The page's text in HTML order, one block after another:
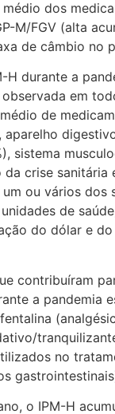
dos
M/FGV (alta
de câmbio no
H durante a
em
de
aparelho
sistema
crise sanitária
ou vários dos
de
do dólar e
contribuíram
a pandemia
no
o IPM-H